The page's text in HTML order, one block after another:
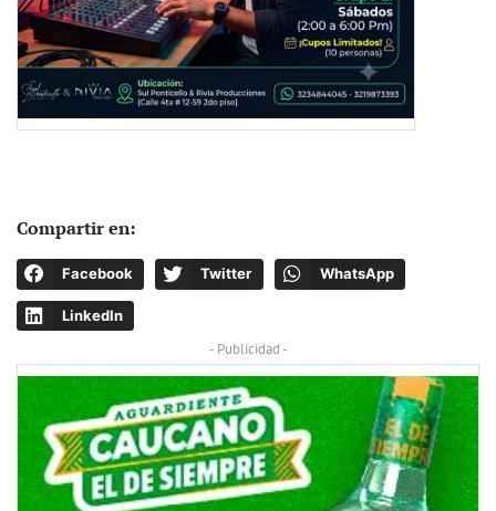
Compartir en:
Facebook Twitter WhatsApp
LinkedIn
- Publicidad -